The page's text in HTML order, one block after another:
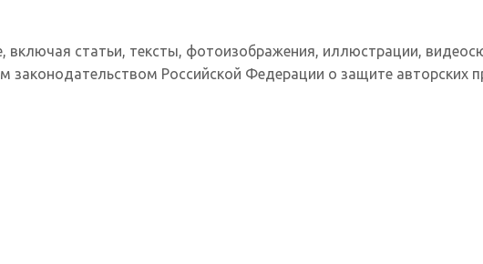
включая статьи, тексты, фотоизображения, иллюстрации,
законодательством Российской Федерации о защите авторских